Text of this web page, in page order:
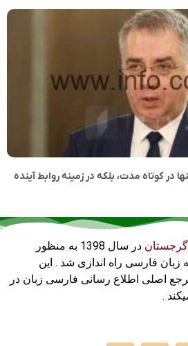
در کوتاه مدت، بلکه در زمینه روابط آینده
در سال 1398 به منظور
زبان فارسی راه اندازی شد . این
اصلی اطلاع رسانی فارسی زبان در
.